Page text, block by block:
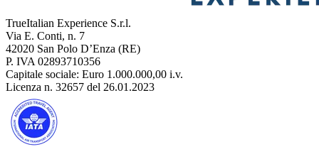
TrueItalian Experience S.r.l.
Via E. Conti, n. 7
42020 San Polo D’Enza (RE)
P. IVA 02893710356
Capitale sociale: Euro 1.000.000,00 i.v.
Licenza n. 32657 del 26.01.2023